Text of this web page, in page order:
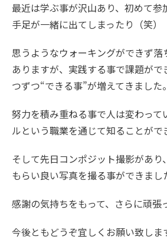
最近は学ぶ事が沢山あり、初めて参
手足が一緒に出てしまったり（笑）
思うようなウォーキングができず落
ありますが、実践する事で課題がで
つずつ“できる事”が増えてきました。
努力を積み重ねる事で人は変わって
ルという職業を通じて知ることがで
そして先日コンポジット撮影があり
もらい良い写真を撮る事ができまし
感謝の気持ちをもって、さらに頑張
今後ともどうぞ宜しくお願い致しま